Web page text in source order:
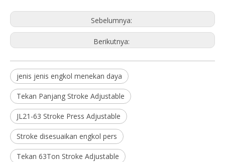
Sebelumnya:
Berikutnya:
jenis jenis engkol menekan daya
Tekan Panjang Stroke Adjustable
JL21-63 Stroke Press Adjustable
Stroke disesuaikan engkol pers
Tekan 63Ton Stroke Adjustable